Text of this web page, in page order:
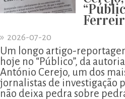
» 2026-07-20
Um longo artigo-
hoje no “Público”, da
António Cerejo, um dos
jornalistas de investigação
não deixa pedra sobre